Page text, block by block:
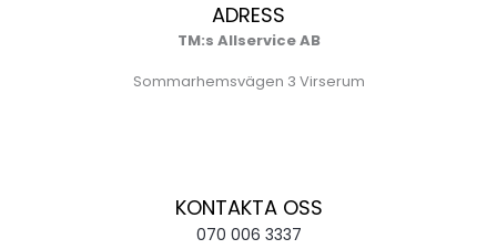
ADRESS
TM:s Allservice AB
Sommarhemsvägen 3 Virserum
KONTAKTA OSS
070 006 3337